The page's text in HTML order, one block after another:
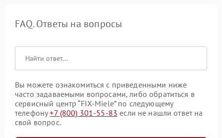
FAQ. Ответы на вопросы
Вы можете ознакомиться с приведенными ниже
часто задаваемыми вопросами, либо обратиться в
сервисный центр “FIX-Miele” по следующему
телефону+7 (800) 301-55-83 если не нашли ответ на
свой вопрос.